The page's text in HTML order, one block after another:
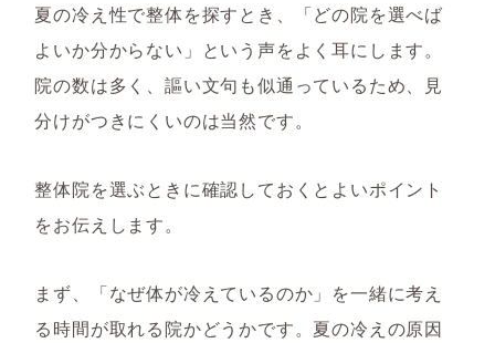
夏の冷え性で整体を探すとき、「どの院を選べば
よいか分からない」という声をよく耳にします。
院の数は多く、謳い文句も似通っているため、見
分けがつきにくいのは当然です。
整体院を選ぶときに確認しておくとよいポイント
をお伝えします。
まず、「なぜ体が冷えているのか」を一緒に考え
る時間が取れる院かどうかです。夏の冷えの原因